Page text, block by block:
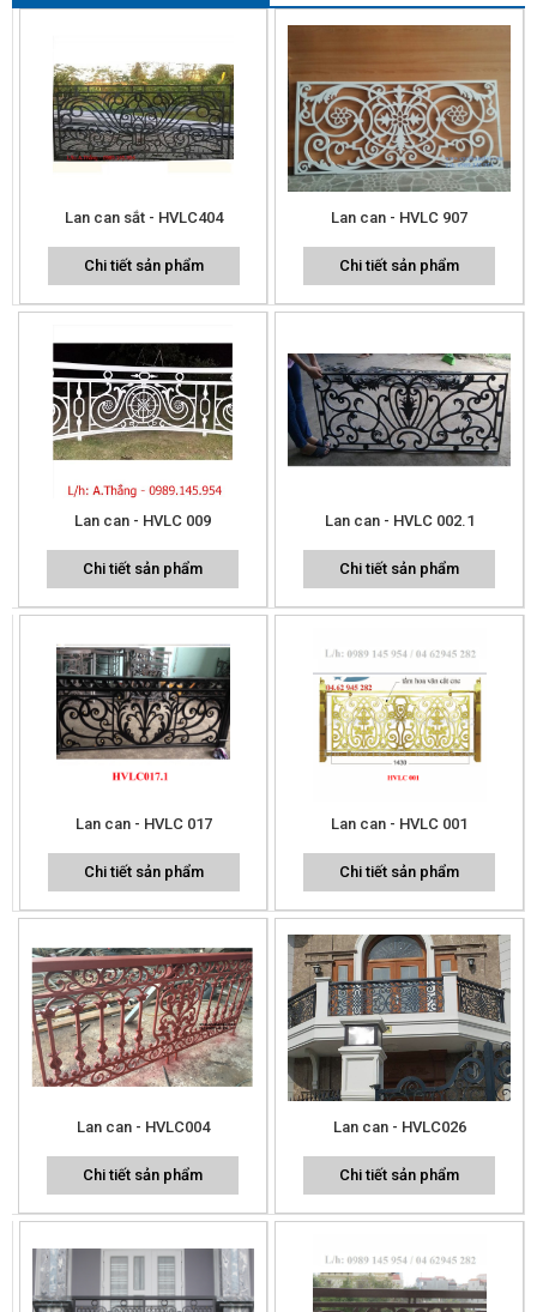
Lan can sắt - HVLC404
Chi tiết sản phẩm
Lan can - HVLC 907
Chi tiết sản phẩm
Lan can - HVLC 009
Chi tiết sản phẩm
Lan can - HVLC 002.1
Chi tiết sản phẩm
Lan can - HVLC 017
Chi tiết sản phẩm
Lan can - HVLC 001
Chi tiết sản phẩm
Lan can - HVLC004
Chi tiết sản phẩm
Lan can - HVLC026
Chi tiết sản phẩm